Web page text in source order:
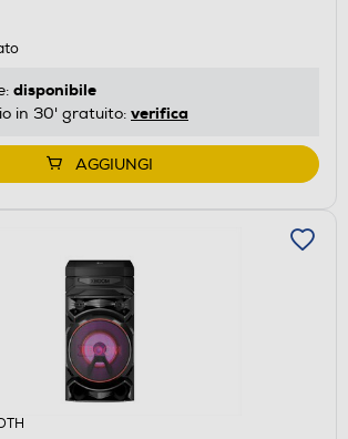
disponibile
in 30' gratuito: verifica
AGGIUNGI